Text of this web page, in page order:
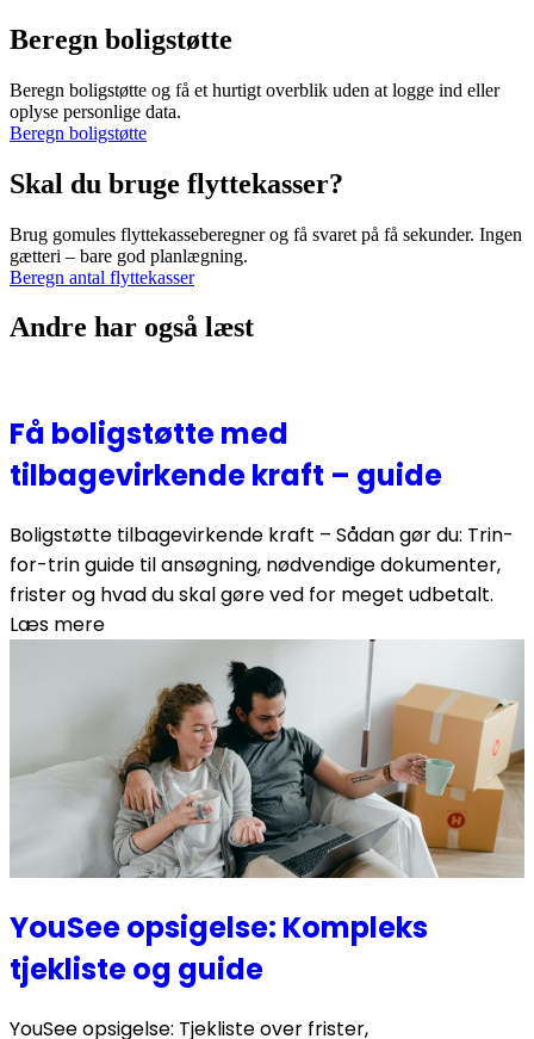
Beregn boligstøtte
Beregn boligstøtte og få et hurtigt overblik uden at logge ind eller
oplyse personlige data.
Beregn boligstøtte
Skal du bruge flyttekasser?
Brug gomules flyttekasseberegner og få svaret på få sekunder. Ingen
gætteri – bare god planlægning.
Beregn antal flyttekasser
Andre har også læst
Få boligstøtte med
tilbagevirkende kraft – guide
Boligstøtte tilbagevirkende kraft – Sådan gør du: Trin-
for-trin guide til ansøgning, nødvendige dokumenter,
frister og hvad du skal gøre ved for meget udbetalt.
Læs mere
YouSee opsigelse: Kompleks
tjekliste og guide
YouSee opsigelse: Tjekliste over frister,